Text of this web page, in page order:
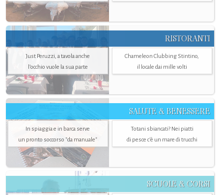
RISTORANTI
Just Peruzzi, a tavola anche
l’occhio vuole la sua parte
Chameleon Clubbing Stintino,
il locale dai mille volti
SALUTE & BENESSERE
In spiaggia e in barca serve
un pronto soccorso "da manuale"
Totani sbiancati? Nei piatti
di pesce c'è un mare di trucchi
SCUOLE & CORSI